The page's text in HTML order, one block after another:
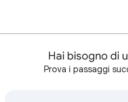
Hai bisogno di
Prova i passaggi